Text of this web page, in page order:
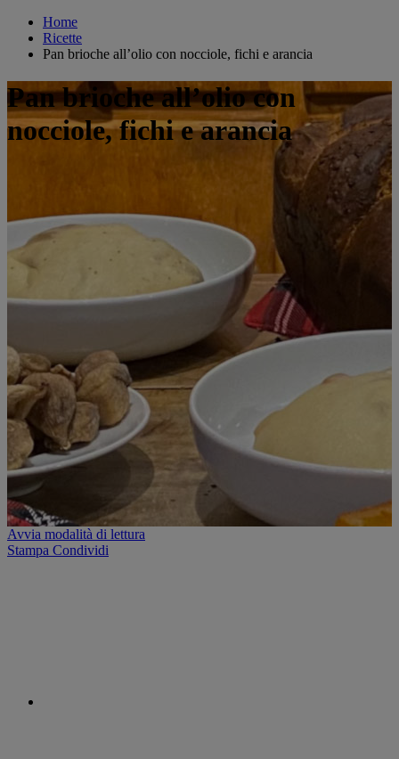
Home
Ricette
Pan brioche all’olio con nocciole, fichi e arancia
Pan brioche all’olio con
nocciole, fichi e arancia
Avvia modalità di lettura
Stampa Condividi